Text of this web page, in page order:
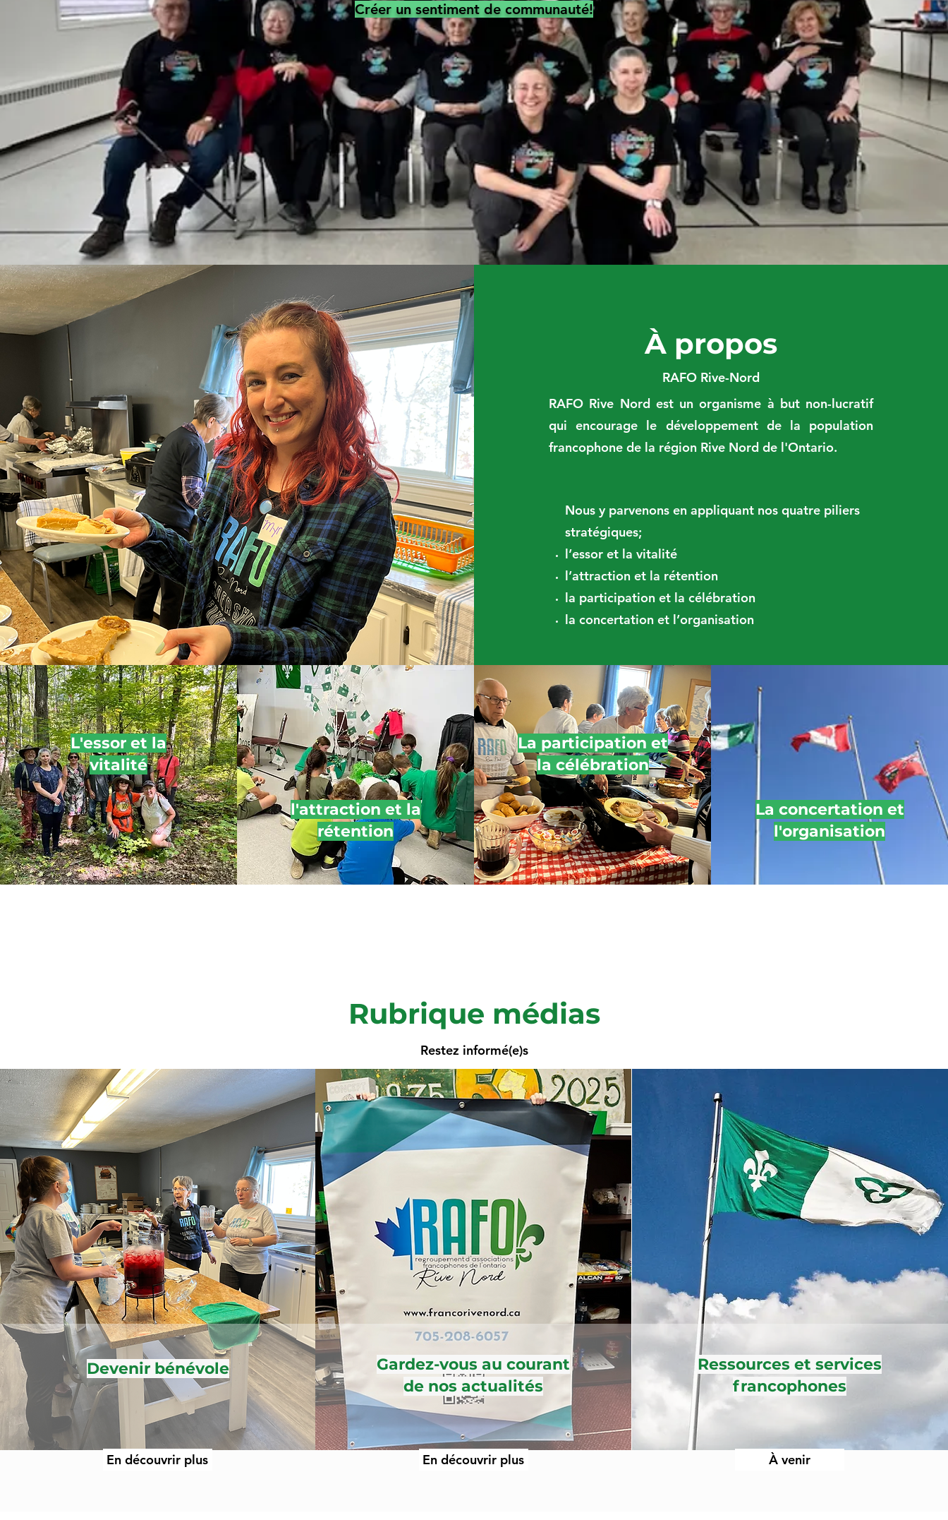
Créer un sentiment de communauté!
À propos
RAFO Rive-Nord
RAFO Rive Nord est un organisme à but non-lucratif
qui encourage le développement de la population
francophone de la région Rive Nord de l'Ontario.
Nous y parvenons en appliquant nos quatre piliers
stratégiques;
l’essor et la vitalité
l’attraction et la rétention
la participation et la célébration
la concertation et l’organisation
L'essor et la
vitalité
l'attraction et la
rétention
La participation et
la célébration
La concertation et
l'organisation
Rubrique médias
Restez informé(e)s
Devenir bénévole
En découvrir plus
Gardez-vous au courant
de nos actualités
En découvrir plus
Ressources et services
francophones
À venir